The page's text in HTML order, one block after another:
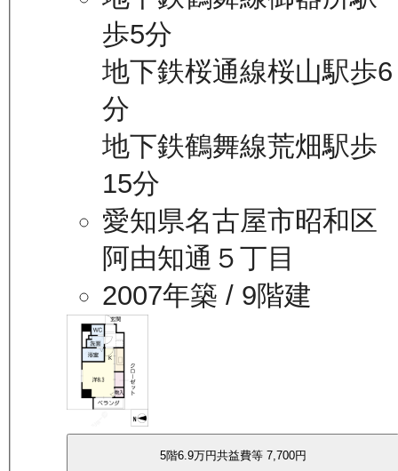
歩5分
地下鉄桜通線桜山駅歩6
分
地下鉄鶴舞線荒畑駅歩
15分
愛知県名古屋市昭和区
阿由知通５丁目
2007年築 / 9階建
5階6.9万円共益費等7,700円